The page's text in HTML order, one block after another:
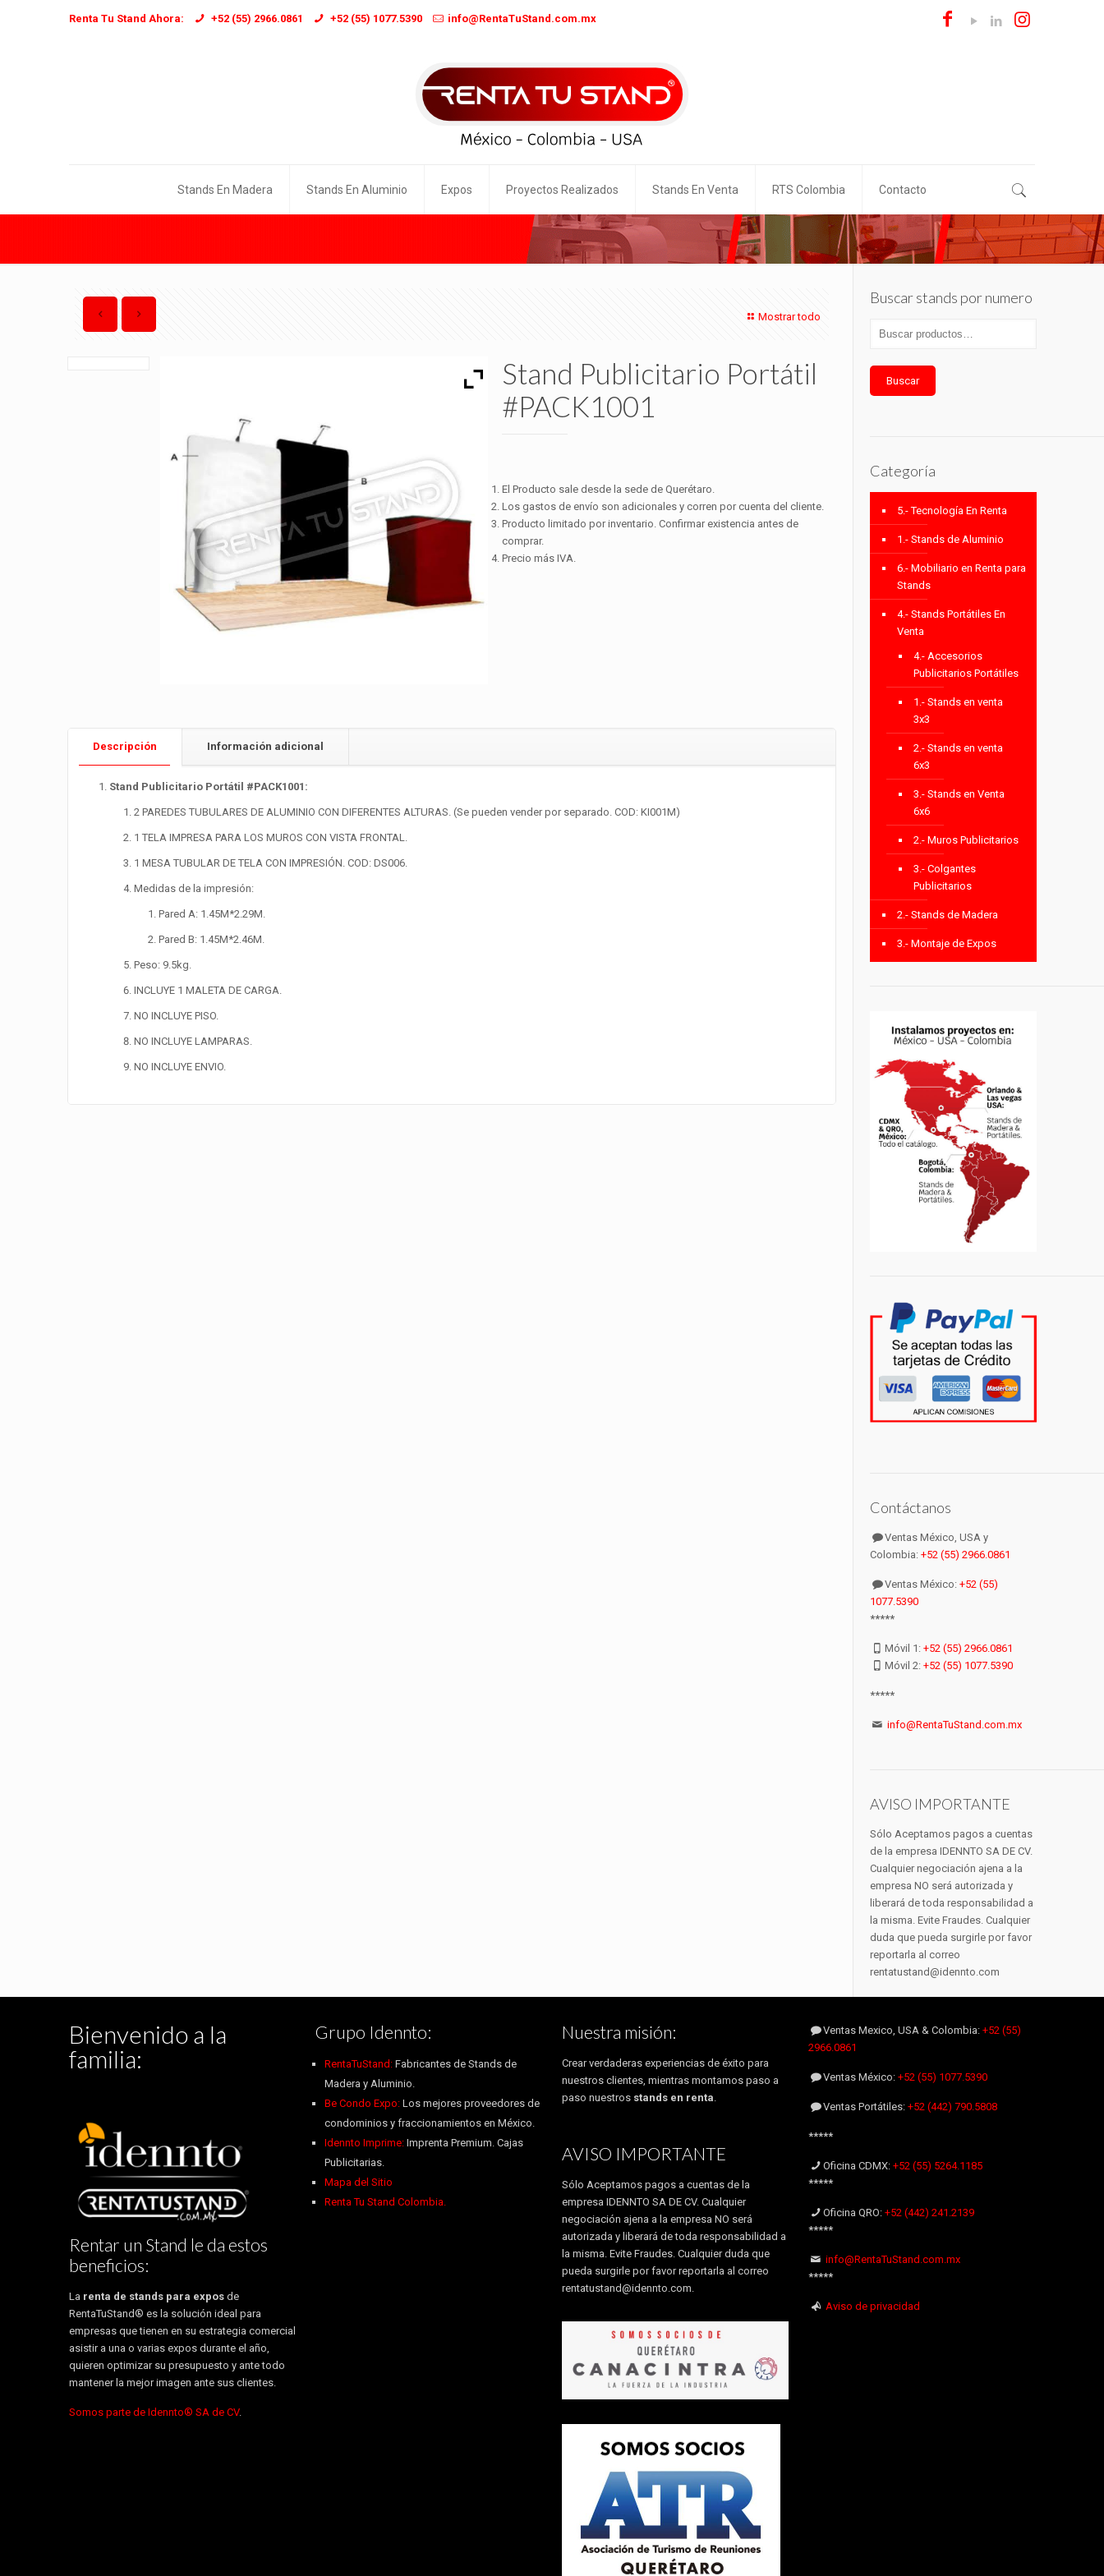
Renta Tu Stand Ahora: +52 (55) 2966.0861 +52 (55) 1077.5390 info@RentaTuStand.com.mx
Stands En Madera Stands En Aluminio Expos Proyectos Realizados Stands En Venta RTS Colombia Contacto
Mostrar todo
Stand Publicitario Portátil
#PACK1001
El Producto sale desde la sede de Querétaro.
Los gastos de envío son adicionales y corren por cuenta del cliente.
Producto limitado por inventario. Confirmar existencia antes de
comprar.
Precio más IVA.
Descripción Información adicional
Stand Publicitario Portátil #PACK1001:
2 PAREDES TUBULARES DE ALUMINIO CON DIFERENTES ALTURAS. (Se pueden vender por separado. COD: KI001M)
1 TELA IMPRESA PARA LOS MUROS CON VISTA FRONTAL.
1 MESA TUBULAR DE TELA CON IMPRESIÓN. COD: DS006.
Medidas de la impresión:
Pared A: 1.45M*2.29M.
Pared B: 1.45M*2.46M.
Peso: 9.5kg.
INCLUYE 1 MALETA DE CARGA.
NO INCLUYE PISO.
NO INCLUYE LAMPARAS.
NO INCLUYE ENVIO.
Buscar stands por numero
Buscar
Categoría
5.- Tecnología En Renta
1.- Stands de Aluminio
6.- Mobiliario en Renta para
Stands
4.- Stands Portátiles En
Venta
4.- Accesorios
Publicitarios Portátiles
1.- Stands en venta
3x3
2.- Stands en venta
6x3
3.- Stands en Venta
6x6
2.- Muros Publicitarios
3.- Colgantes
Publicitarios
2.- Stands de Madera
3.- Montaje de Expos
Contáctanos
Ventas México, USA y
Colombia: +52 (55) 2966.0861
Ventas México:+52 (55)
1077.5390
*****
Móvil 1:+52 (55) 2966.0861
Móvil 2:+52 (55) 1077.5390
*****
info@RentaTuStand.com.mx
AVISO IMPORTANTE
Sólo Aceptamos pagos a cuentas
de la empresa IDENNTO SA DE CV.
Cualquier negociación ajena a la
empresa NO será autorizada y
liberará de toda responsabilidad a
la misma. Evite Fraudes. Cualquier
duda que pueda surgirle por favor
reportarla al correo
rentatustand@idennto.com
Bienvenido a la
familia:
Rentar un Stand le da estos
beneficios:
La renta de stands para expos de
RentaTuStand® es la solución ideal para
empresas que tienen en su estrategia comercial
asistir a una o varias expos durante el año,
quieren optimizar su presupuesto y ante todo
mantener la mejor imagen ante sus clientes.
Somos parte de Idennto® SA de CV.
Grupo Idennto:
RentaTuStand:Fabricantes de Stands de
Madera y Aluminio.
Be Condo Expo: Los mejores proveedores de
condominios y fraccionamientos en México.
Idennto Imprime:Imprenta Premium. Cajas
Publicitarias.
Mapa del Sitio
Renta Tu Stand Colombia.
Nuestra misión:
Crear verdaderas experiencias de éxito para
nuestros clientes, mientras montamos paso a
paso nuestros stands en renta
AVISO IMPORTANTE
Sólo Aceptamos pagos a cuentas de la
empresa IDENNTO SA DE CV. Cualquier
negociación ajena a la empresa NO será
autorizada y liberará de toda responsabilidad a
la misma. Evite Fraudes. Cualquier duda que
pueda surgirle por favor reportarla al correo
rentatustand@idennto.com
Ventas Mexico, USA & Colombia:+52 (55)
2966.0861
Ventas México:+52 (55) 1077.5390
Ventas Portátiles:+52 (442) 790.5808
*****
Oficina CDMX:+52 (55) 5264.1185
*****
Oficina QRO:+52 (442) 241.2139
*****
info@RentaTuStand.com.mx
*****
Aviso de privacidad